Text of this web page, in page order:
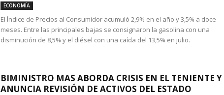
ECONOMÍA
El Índice de Precios al Consumidor acumuló 2,9% en el año y 3,5% a doce
meses. Entre las principales bajas se consignaron la gasolina con una
disminución de 8,5% y el diésel con una caída del 13,5% en julio.
BIMINISTRO MAS ABORDA CRISIS EN EL TENIENTE Y
ANUNCIA REVISIÓN DE ACTIVOS DEL ESTADO